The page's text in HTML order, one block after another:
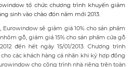
tổ chức chương trình khuyến giảm
sinh vào chào đón năm mới 2013.
sẽ giảm giá 10% cho sản phẩm
gỗ, giảm giá 15% cho sản phẩm cửa gỗ
đến hết ngày 15/01/2013. Chương trình
các khách hàng cá nhân khi ký hợp đồng
cho công trình nhà riêng trên toàn